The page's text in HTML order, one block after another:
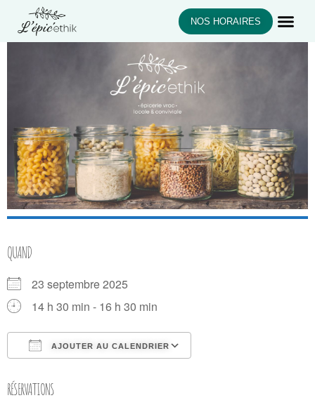
NOS HORAIRES
QUAND
23 septembre 2025
14 h 30 min - 16 h 30 min
AJOUTER AU CALENDRIER
RÉSERVATIONS